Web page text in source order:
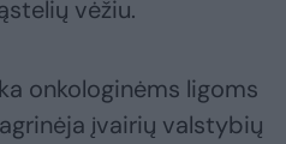
vėžiu.
onkologinėms ligoms
įvairių valstybių